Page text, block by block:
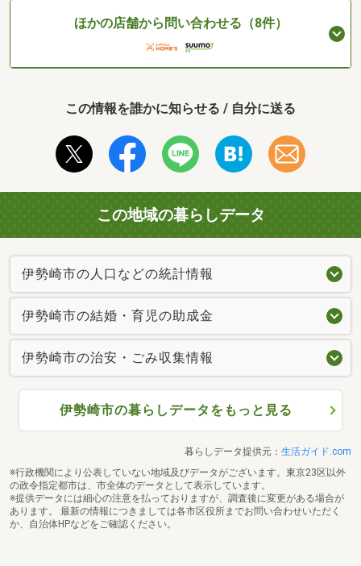
ほかの店舗から問い合わせる（8件）
この情報を誰かに知らせる / 自分に送る
この地域の暮らしデータ
伊勢崎市の人口などの統計情報
伊勢崎市の結婚・育児の助成金
伊勢崎市の治安・ごみ収集情報
伊勢崎市の暮らしデータをもっと見る
暮らしデータ提供元： 生活ガイド.com
※行政機関により公表していない地域及びデータがございます。東京23区以外
の政令指定都市は、市全体のデータとして表示しています。
※提供データには細心の注意を払っておりますが、調査後に変更がある場合が
あります。 最新の情報につきましては各市区役所までお問い合わせいただく
か、自治体HPなどをご確認ください。